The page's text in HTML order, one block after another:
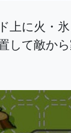
上に火・
して敵か